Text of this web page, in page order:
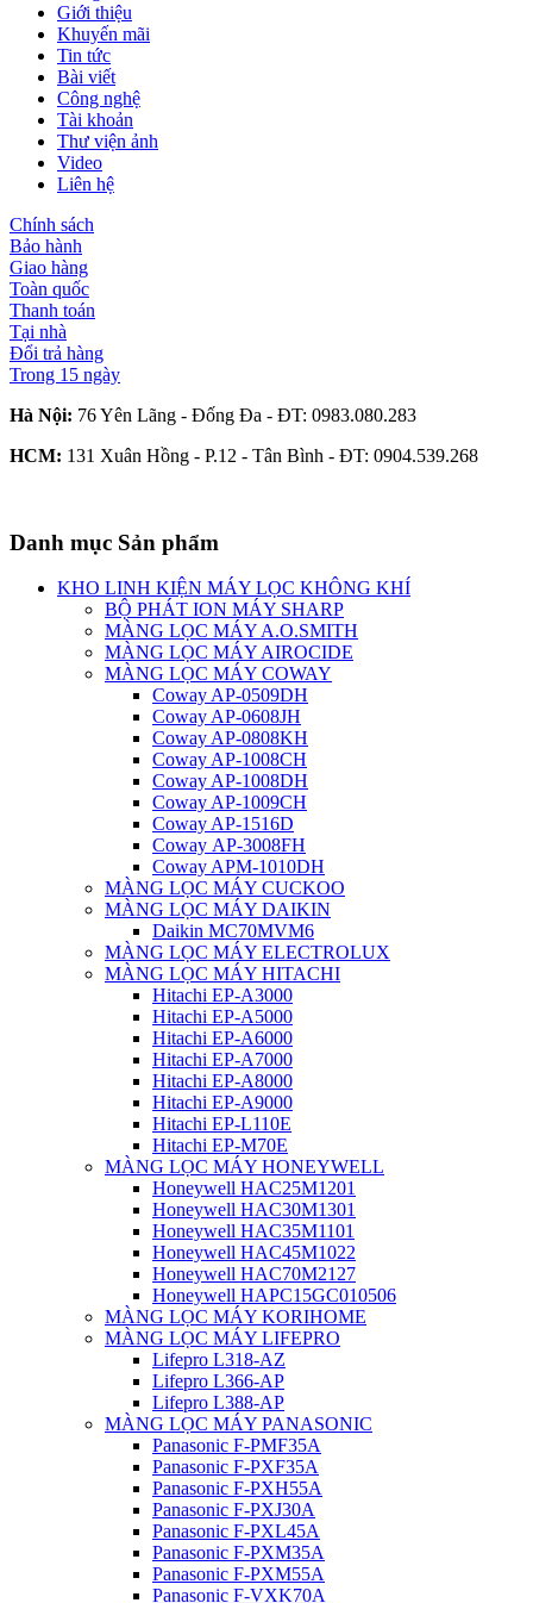
Giới thiệu
Khuyến mãi
Tin tức
Bài viết
Công nghệ
Tài khoản
Thư viện ảnh
Video
Liên hệ
Chính sách
Bảo hành
Giao hàng
Toàn quốc
Thanh toán
Tại nhà
Đổi trả hàng
Trong 15 ngày
Hà Nội: 76 Yên Lãng - Đống Đa - ĐT: 0983.080.283
HCM: 131 Xuân Hồng - P.12 - Tân Bình - ĐT: 0904.539.268
Danh mục Sản phẩm
KHO LINH KIỆN MÁY LỌC KHÔNG KHÍ
BỘ PHÁT ION MÁY SHARP
MÀNG LỌC MÁY A.O.SMITH
MÀNG LỌC MÁY AIROCIDE
MÀNG LỌC MÁY COWAY
Coway AP-0509DH
Coway AP-0608JH
Coway AP-0808KH
Coway AP-1008CH
Coway AP-1008DH
Coway AP-1009CH
Coway AP-1516D
Coway AP-3008FH
Coway APM-1010DH
MÀNG LỌC MÁY CUCKOO
MÀNG LỌC MÁY DAIKIN
Daikin MC70MVM6
MÀNG LỌC MÁY ELECTROLUX
MÀNG LỌC MÁY HITACHI
Hitachi EP-A3000
Hitachi EP-A5000
Hitachi EP-A6000
Hitachi EP-A7000
Hitachi EP-A8000
Hitachi EP-A9000
Hitachi EP-L110E
Hitachi EP-M70E
MÀNG LỌC MÁY HONEYWELL
Honeywell HAC25M1201
Honeywell HAC30M1301
Honeywell HAC35M1101
Honeywell HAC45M1022
Honeywell HAC70M2127
Honeywell HAPC15GC010506
MÀNG LỌC MÁY KORIHOME
MÀNG LỌC MÁY LIFEPRO
Lifepro L318-AZ
Lifepro L366-AP
Lifepro L388-AP
MÀNG LỌC MÁY PANASONIC
Panasonic F-PMF35A
Panasonic F-PXF35A
Panasonic F-PXH55A
Panasonic F-PXJ30A
Panasonic F-PXL45A
Panasonic F-PXM35A
Panasonic F-PXM55A
Panasonic F-VXK70A